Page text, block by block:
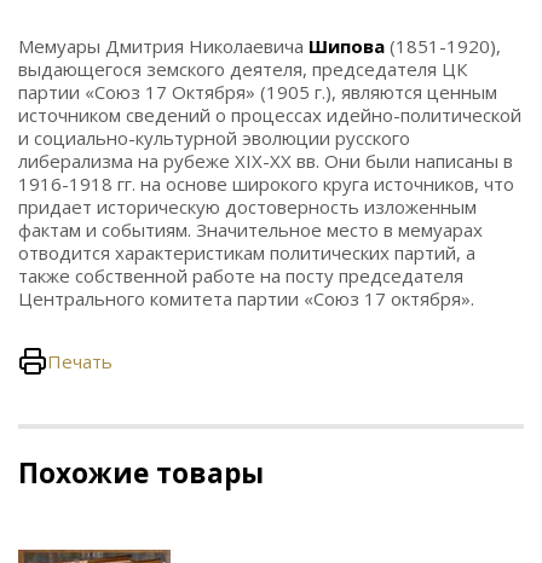
Мемуары Дмитрия Николаевича Шипова (1851-1920),
выдающегося земского деятеля, председателя ЦК
партии «Союз 17 Октября» (1905 г.), являются ценным
источником сведений о процессах идейно-политической
и социально-культурной эволюции русского
либерализма на рубеже XIX-XX вв. Они были написаны в
1916-1918 гг. на основе широкого круга источников, что
придает историческую достоверность изложенным
фактам и событиям. Значительное место в мемуарах
отводится характеристикам политических партий, а
также собственной работе на посту председателя
Центрального комитета партии «Союз 17 октября».
Печать
Похожие товары